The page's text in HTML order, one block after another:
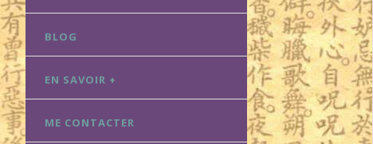
BLOG
EN SAVOIR +
ME CONTACTER